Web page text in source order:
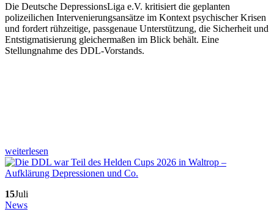
Die Deutsche DepressionsLiga e.V. kritisiert die geplanten
polizeilichen Intervenierungsansätze im Kontext psychischer Krisen
und fordert rühzeitige, passgenaue Unterstützung, die Sicherheit und
Entstigmatisierung gleichermaßen im Blick behält. Eine
Stellungnahme des DDL-Vorstands.
weiterlesen
15Juli
News